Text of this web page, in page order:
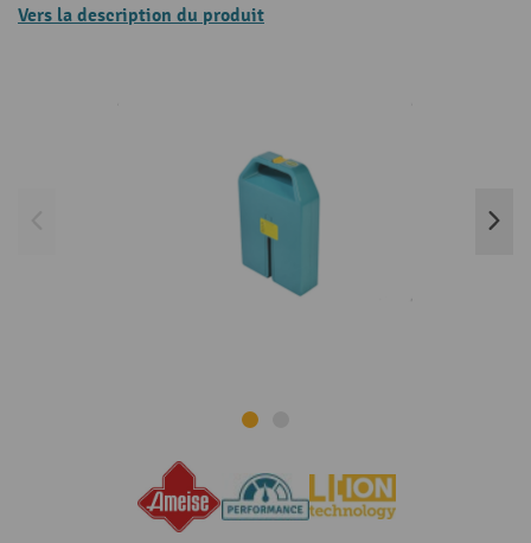
Vers la description du produit